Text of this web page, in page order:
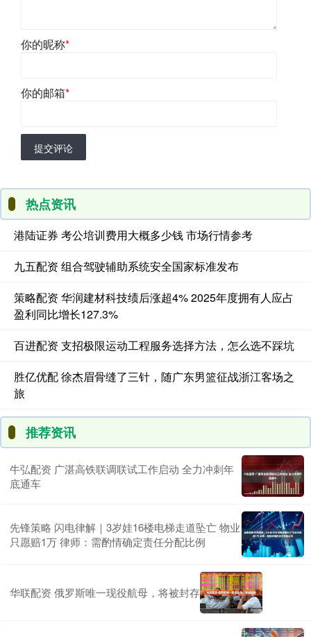
你的昵称*
你的邮箱*
提交评论
热点资讯
港陆证券 考公培训费用大概多少钱 市场行情参考
九五配资 组合驾驶辅助系统安全国家标准发布
策略配资 华润建材科技绩后涨超4% 2025年度拥有人应占
盈利同比增长127.3%
百进配资 支招极限运动工程服务选择方法，怎么选不踩坑
胜亿优配 徐杰眉骨缝了三针，随广东男篮征战浙江客场之
旅
推荐资讯
牛弘配资 广湛高铁联调联试工作启动 全力冲刺年
底通车
先锋策略 闪电律解｜3岁娃16楼电梯走道坠亡 物业
只愿赔1万 律师：需酌情确定责任分配比例
华联配资 俄罗斯唯一现役航母，将被封存